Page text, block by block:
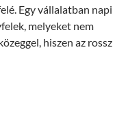
Egy vállalatban napi
melyeket nem
hiszen az rossz
szakemberek által